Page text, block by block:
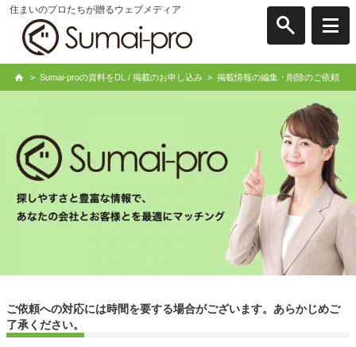
住まいのプロたちが贈るウェブメディア
> Sumai-proの資料をDL / 掲載のお申し込み > 掲載情報の編集・削除のご依頼
ご依頼への対応には時間を要する場合がございます。あらかじめご
了承ください。